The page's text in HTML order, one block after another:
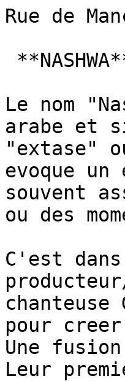
Rue de
Le nom
arabe et
"extase"
evoque
souvent
ou des
C'est
pour
Une
Leur